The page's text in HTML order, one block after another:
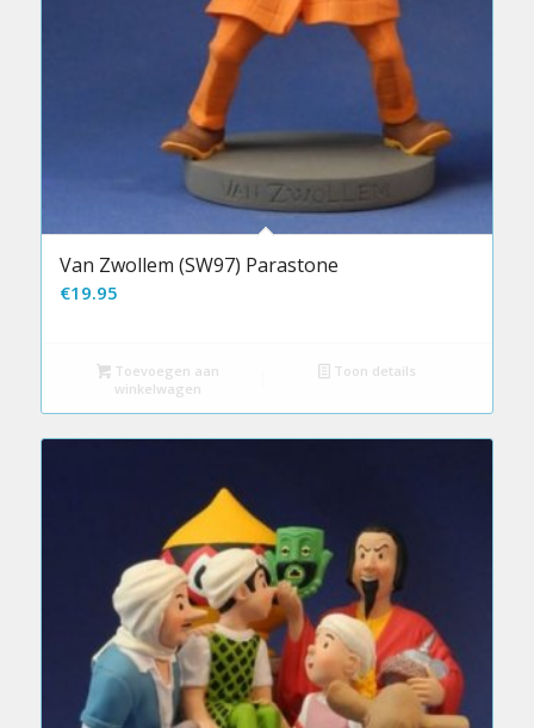
Van Zwollem (SW97) Parastone
€19.95
Toevoegen aan
winkelwagen
Toon details